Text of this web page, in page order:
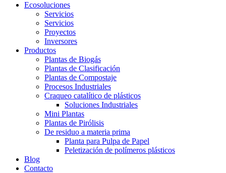
Ecosoluciones
Servicios
Servicios
Proyectos
Inversores
Productos
Plantas de Biogás
Plantas de Clasificación
Plantas de Compostaje
Procesos Industriales
Craqueo catalítico de plásticos
Soluciones Industriales
Mini Plantas
Plantas de Pirólisis
De residuo a materia prima
Planta para Pulpa de Papel
Peletización de polímeros plásticos
Blog
Contacto